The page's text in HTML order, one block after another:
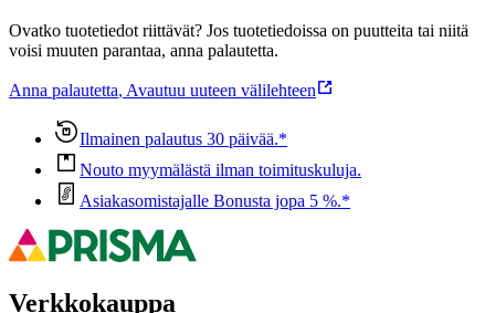
Ovatko tuotetiedot riittävät? Jos tuotetiedoissa on puutteita tai niitä
voisi muuten parantaa, anna palautetta.
Anna palautetta, Avautuu uuteen välilehteen
Ilmainen palautus 30 päivää.*
Nouto myymälästä ilman toimituskuluja.
Asiakasomistajalle Bonusta jopa 5 %.*
Verkkokauppa